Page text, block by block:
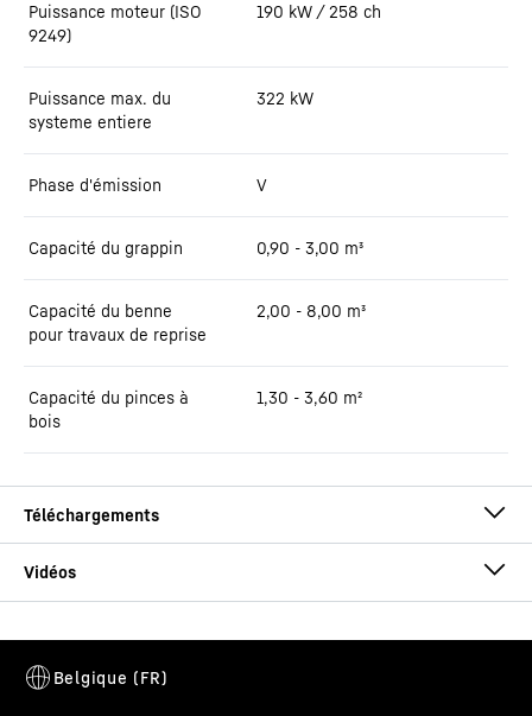
Puissance moteur (ISO
9249)
190 kW / 258 ch
Puissance max. du
systeme entiere
322 kW
Phase d'émission V
Capacité du grappin 0,90 - 3,00 m³
Capacité du benne
pour travaux de reprise
2,00 - 8,00 m³
Capacité du pinces à
bois
1,30 - 3,60 m²
Brochure LH 60 Port Litronic
Cette vidéo est fournie par Google*. Lorsque vous chargez cette
vidéo, vos données, y compris votre adresse IP, sont transmises à